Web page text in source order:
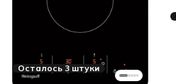
Осталось 3 штуки